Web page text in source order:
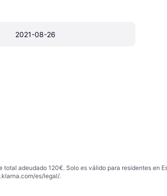
2021-08-26
adeudado 120€. Solo es válido para residentes en
es/legal/.